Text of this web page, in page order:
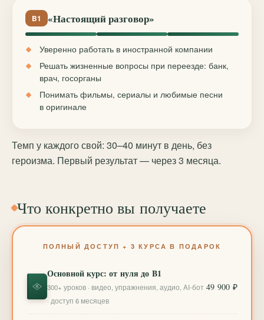
B1 «Настоящий разговор»
Уверенно работать в иностранной компании
Решать жизненные вопросы при переезде: банк,
врач, госорганы
Понимать фильмы, сериалы и любимые песни
в оригинале
Темп у каждого свой: 30–40 минут в день, без
героизма. Первый результат — через 3 месяца.
Что конкретно вы получаете
ПОЛНЫЙ ДОСТУП + 3 КУРСА В ПОДАРОК
Основной курс: от нуля до B1
300+ уроков · видео, упражнения, аудио, AI-бот
· доступ 6 месяцев
49 900 ₽